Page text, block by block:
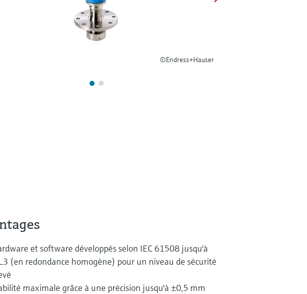
©Endress+Hauser
et software développés selon IEC 61508 jusqu'à
(en redondance homogène) pour un niveau de sécurité
maximale grâce à une précision jusqu'à ±0,5 mm